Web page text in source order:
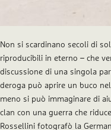
Non si scardinano secoli di
riproducibili in eterno – che
discussione di una singola
deroga può aprire un buco
meno si può immaginare di
clan con una guerra che
Rossellini fotografò la